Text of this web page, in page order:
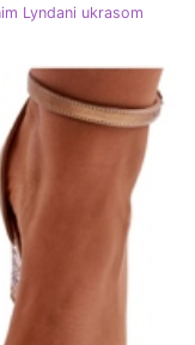
Lyndani ukrasom